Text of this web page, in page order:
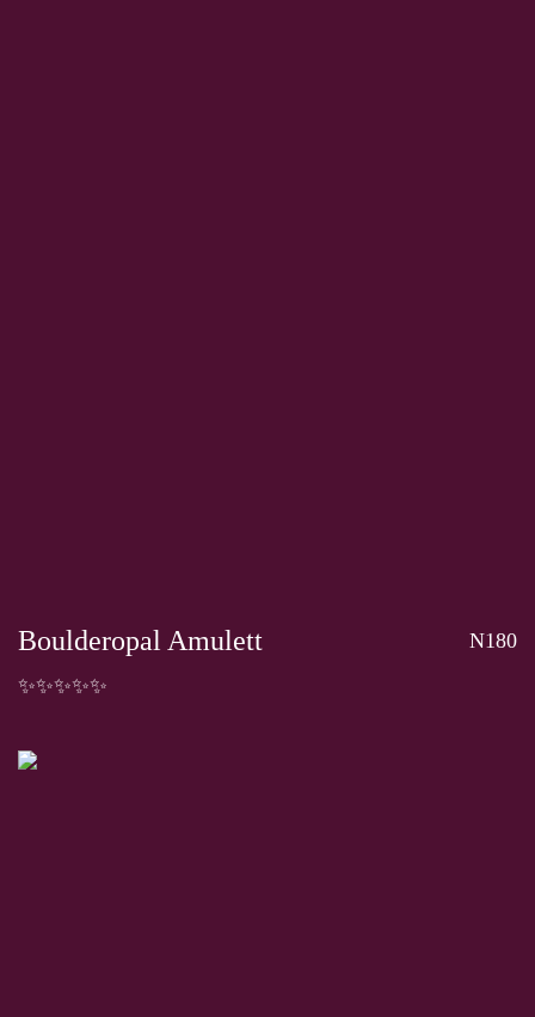
Boulderopal Amulett
N180
✨✨✨✨✨